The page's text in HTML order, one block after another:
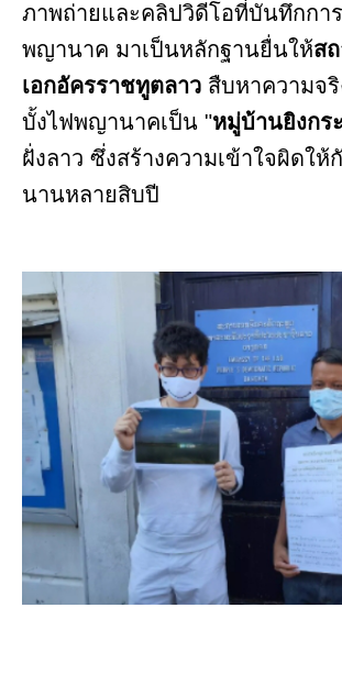
ภาพถ่ายและคลิปวิดีโอที่บันทึกการ
พญานาค มาเป็นหลักฐานยื่นให้ส
เอกอัครราชทูตลาว สืบหาความจ
บั้งไฟพญานาคเป็น "หมู่บ้านยิงกร
ฝั่งลาว ซึ่งสร้างความเข้าใจผิดใ
นานหลายสิบปี